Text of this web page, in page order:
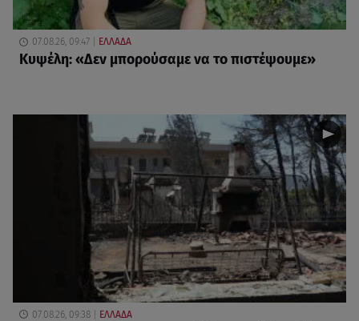
07.08.26, 09:47 ΕΛΛΑΔΑ
Κυψέλη: «Δεν μπορούσαμε να το πιστέψουμε»
07.08.26, 09:38 ΕΛΛΑΔΑ